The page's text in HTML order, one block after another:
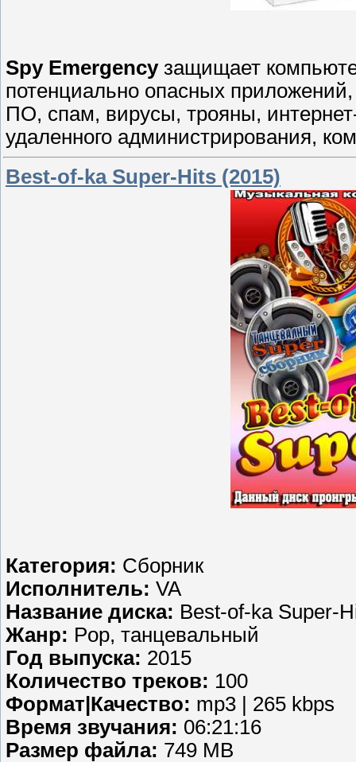
Spy Emergencyзащищает
потенциально опасных
ПО, спам, вирусы, трояны,
удаленного администрирования,
Best-of-ka Super-Hits (2015)
Категория: Сборник
Исполнитель: VA
Название диска: Best-of-ka Super-
Жанр: Pop, танцевальный
Год выпуска: 2015
Количество треков: 100
Формат|Качество: mp3 | 265 kbps
Время звучания: 06:21:16
Размер файла: 749 MB